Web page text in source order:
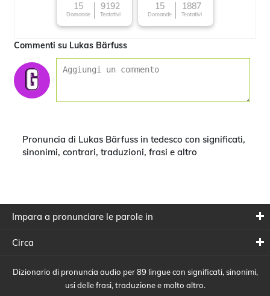
15
Domande
9192
Tentativi
15
Domande
1887
Tentativi
Commenti su Lukas Bärfuss
Pronuncia di Lukas Bärfuss in tedesco con significati,
sinonimi, contrari, traduzioni, frasi e altro
Impara a pronunciare le parole in
Circa
Dizionario di pronuncia audio per 89 lingue con significati, sinonimi,
usi delle frasi, traduzione e molto altro.